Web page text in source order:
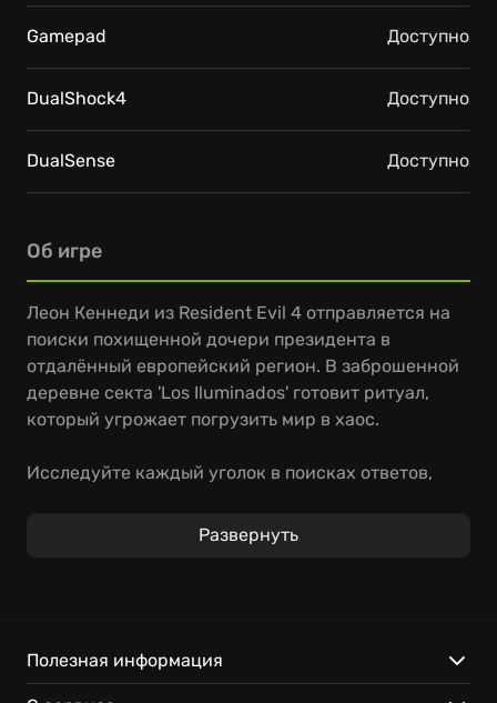
Об игре
Леон Кеннеди из Resident Evil 4 отправляется на
поиски похищенной дочери президента в
отдалённый европейский регион. В заброшенной
деревне секта 'Los Iluminados' готовит ритуал,
который угрожает погрузить мир в хаос.
Исследуйте каждый уголок в поисках ответов,
распоряжении разнообразный арсенал: от
Вас ждут:
Развернуть
Gamepad Доступно
DualShock4 Доступно
DualSense Доступно
Полезная информация